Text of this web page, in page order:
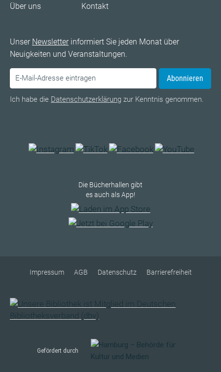
Über uns Kontakt
Unser Newsletterinformiert Sie jeden Monat über
Neuigkeiten und Veranstaltungen.
Abonnieren
Ich habe die Datenschutzerklärung zur Kenntnis genommen.
Die Bücherhallen gibt
es auch als App!
Impressum AGB Datenschutz Barrierefreiheit
Gefördert durch